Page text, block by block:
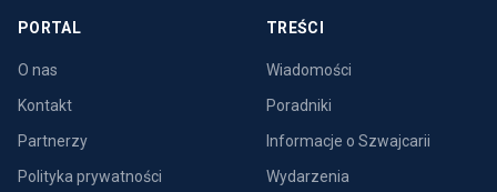
PORTAL
O nas
Kontakt
Partnerzy
Polityka prywatności
TREŚCI
Wiadomości
Poradniki
Informacje o Szwajcarii
Wydarzenia